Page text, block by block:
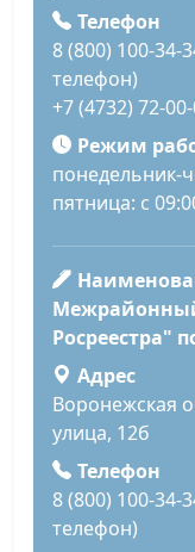
Телефон
8 (800) 100-
телефон)
+7 (4732) 72-
Режим
понедельник-
пятница: с
Росреестра"
Адрес
Воронежская
улица, 12б
Телефон
8 (800) 100-
телефон)